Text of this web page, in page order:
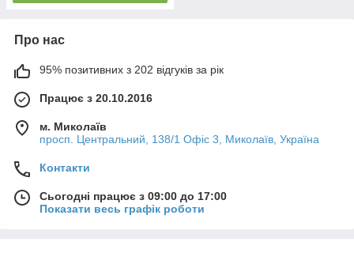
Про нас
95% позитивних з 202 відгуків за рік
Працює з 20.10.2016
м. Миколаїв
просп. Центральний, 138/1 Офіс 3, Миколаїв, Україна
Контакти
Сьогодні працює з 09:00 до 17:00
Показати весь графік роботи